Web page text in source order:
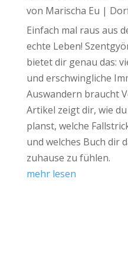
von Marischa Eu |
Einfach mal raus aus
echte Leben!
bietet dir genau das:
und erschwingliche
Auswandern braucht
Artikel zeigt dir, wie
planst, welche
und welches Buch dir
zuhause zu fühlen.
mehr lesen